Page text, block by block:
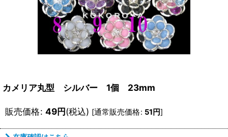
カメリア丸型 シルバー 1個 23mm
販売価格: 49円(税込) [通常販売価格: 51 円]